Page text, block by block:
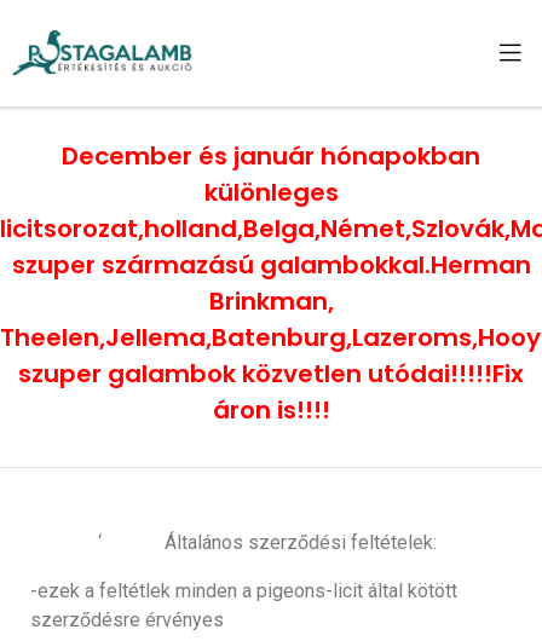
December és január hónapokban
különleges
szuper származású galambokkal.Herman
Brinkman,
szuper galambok közvetlen utódai!!!!!Fix
áron is!!!!
‘ Általános szerződési feltételek:
-ezek a feltétlek minden a pigeons-licit által kötött
szerződésre érvényes